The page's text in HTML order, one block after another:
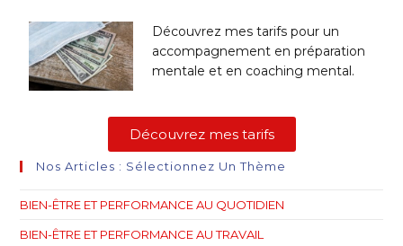
Découvrez mes tarifs pour un
accompagnement en préparation
mentale et en coaching mental.
Découvrez mes tarifs
Nos Articles : Sélectionnez Un Thème
BIEN-ÊTRE ET PERFORMANCE AU QUOTIDIEN
BIEN-ÊTRE ET PERFORMANCE AU TRAVAIL